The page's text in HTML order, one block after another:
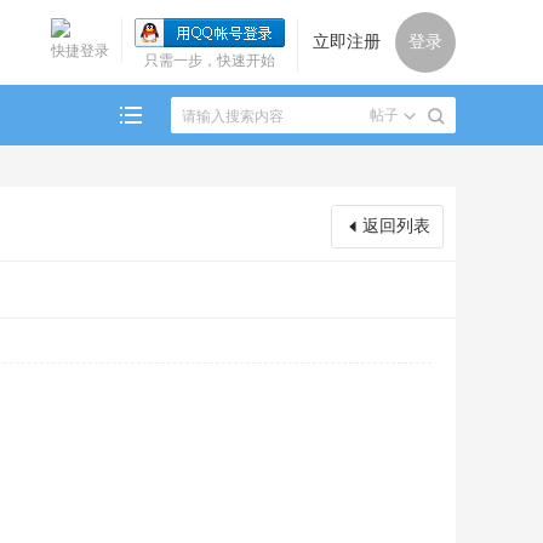
立即注册 登录
只需一步，快速开始
快捷登录
帖子
返回列表